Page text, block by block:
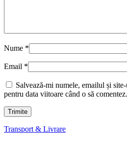
Nume *
Email *
Salvează-mi numele, emailul și
pentru data viitoare când o să comentez.
Transport & Livrare